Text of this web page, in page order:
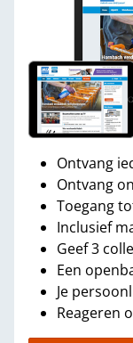
Ontvang
Ontvang
Toegang
Inclusief
Geef 3
Een
Je
Reageren